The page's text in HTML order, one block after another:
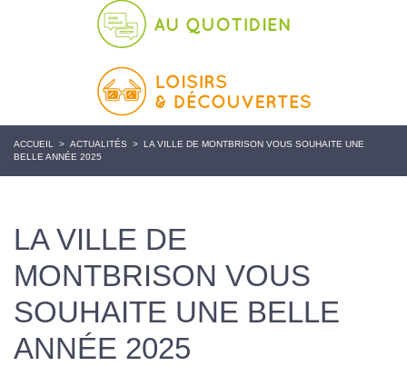
ACCUEIL > ACTUALITÉS > LA VILLE DE MONTBRISON VOUS SOUHAITE UNE
BELLE ANNÉE 2025
LA VILLE DE
MONTBRISON VOUS
SOUHAITE UNE BELLE
ANNÉE 2025